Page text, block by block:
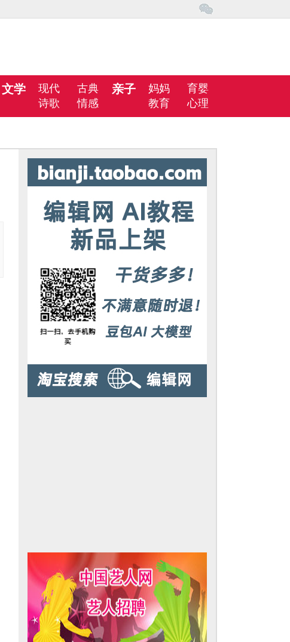
文学 现代
古典
诗歌
情感
亲子 妈妈
育婴
教育
心理